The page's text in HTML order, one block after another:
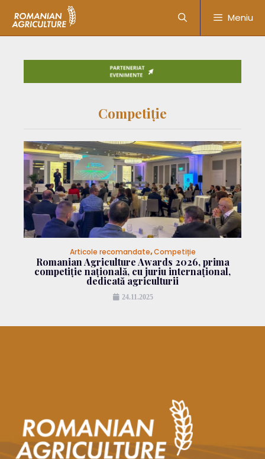
Meniu
Competiție
Articole recomandate,Competiție
Romanian Agriculture Awards 2026, prima
competiție națională, cu juriu internațional,
dedicată agriculturii
24.11.2025